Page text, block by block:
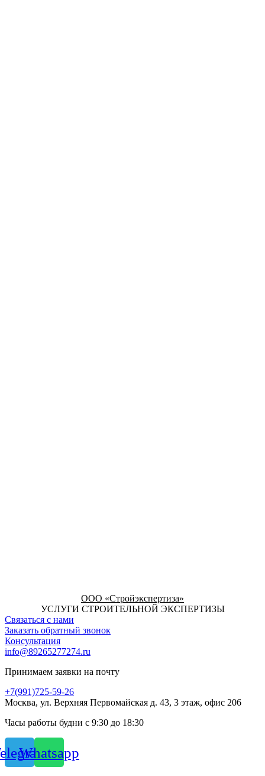
ООО «Стройэкспертиза»
УСЛУГИ СТРОИТЕЛЬНОЙ ЭКСПЕРТИЗЫ
Связаться с нами
Заказать обратный звонок
Консультация
info@89265277274.ru
Принимаем заявки на почту
+7(991)725-59-26
Москва, ул. Верхняя Первомайская д. 43, 3 этаж, офис 206
Часы работы будни с 9:30 до 18:30
Whatsapp